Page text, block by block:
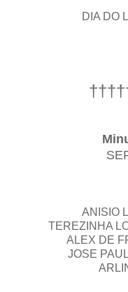
DIA DO
ANISIO
TEREZINHA
ALEX DE
JOSE